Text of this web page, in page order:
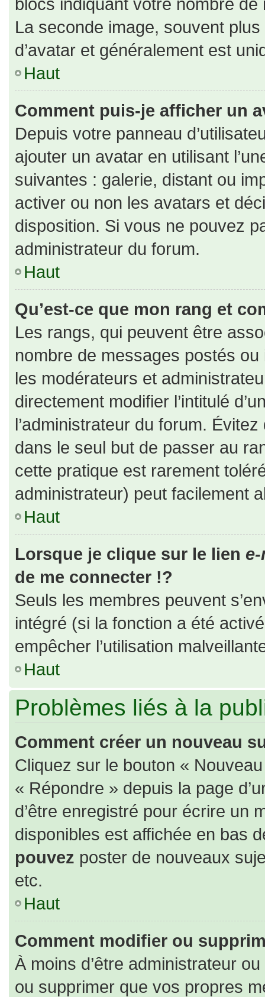
La seconde image, souvent
d’avatar et généralement est
Haut
Comment puis-je afficher un
Depuis votre panneau
ajouter un avatar en utilisant
suivantes : galerie, distant ou
activer ou non les avatars et
disposition. Si vous ne pouvez
administrateur du forum.
Haut
Qu’est-ce que mon rang et
Les rangs, qui peuvent être
nombre de messages postés
les modérateurs et
directement modifier l’intitulé
l’administrateur du forum.
dans le seul but de passer au
cette pratique est rarement
administrateur) peut facilement
Haut
Lorsque je clique sur le lien
de me connecter !?
Seuls les membres peuvent
intégré (si la fonction a été
empêcher l’utilisation
Haut
Problèmes liés à la
Comment créer un nouveau
Cliquez sur le bouton «
« Répondre » depuis la page
d’être enregistré pour écrire un
disponibles est affichée en bas
pouvez poster de nouveaux
etc.
Haut
Comment modifier ou
À moins d’être administrateur
ou supprimer que vos propres